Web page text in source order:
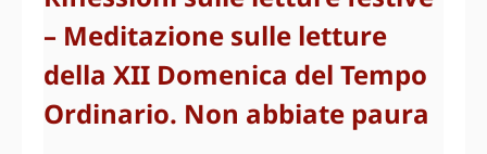
– Meditazione sulle letture
della XII Domenica del Tempo
Ordinario. Non abbiate paura